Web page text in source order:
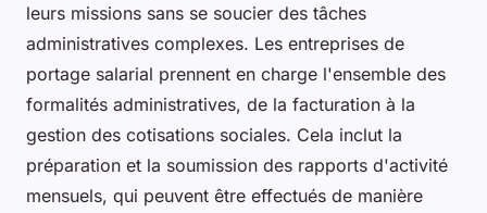
leurs missions sans se soucier des tâches
administratives complexes. Les entreprises de
portage salarial prennent en charge l'ensemble des
formalités administratives, de la facturation à la
gestion des cotisations sociales. Cela inclut la
préparation et la soumission des rapports d'activité
mensuels, qui peuvent être effectués de manière